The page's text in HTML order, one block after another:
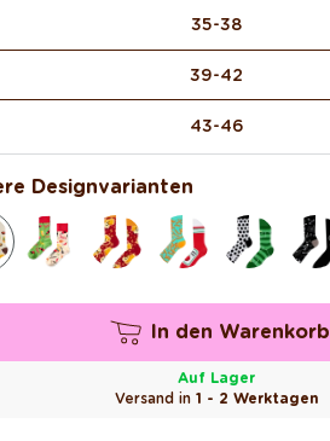
35-38
39-42
43-46
Designvarianten
In den Warenkorb
Auf Lager
Versand in 1 - 2 Werktagen